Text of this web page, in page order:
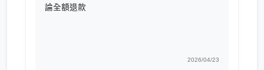
論全額退款
2026/04/23